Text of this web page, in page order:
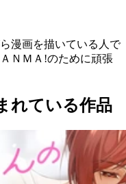
漫画を描いている人で
ＮＭＡ!のために頑張
れている作品